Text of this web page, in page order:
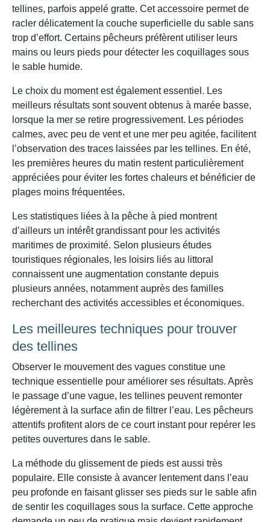
tellines, parfois appelé gratte. Cet accessoire permet de
racler délicatement la couche superficielle du sable sans
trop d’effort. Certains pêcheurs préfèrent utiliser leurs
mains ou leurs pieds pour détecter les coquillages sous
le sable humide.
Le choix du moment est également essentiel. Les
meilleurs résultats sont souvent obtenus à marée basse,
lorsque la mer se retire progressivement. Les périodes
calmes, avec peu de vent et une mer peu agitée, facilitent
l’observation des traces laissées par les tellines. En été,
les premières heures du matin restent particulièrement
appréciées pour éviter les fortes chaleurs et bénéficier de
plages moins fréquentées.
Les statistiques liées à la pêche à pied montrent
d’ailleurs un intérêt grandissant pour les activités
maritimes de proximité. Selon plusieurs études
touristiques régionales, les loisirs liés au littoral
connaissent une augmentation constante depuis
plusieurs années, notamment auprès des familles
recherchant des activités accessibles et économiques.
Les meilleures techniques pour trouver
des tellines
Observer le mouvement des vagues constitue une
technique essentielle pour améliorer ses résultats. Après
le passage d’une vague, les tellines peuvent remonter
légèrement à la surface afin de filtrer l’eau. Les pêcheurs
attentifs profitent alors de ce court instant pour repérer les
petites ouvertures dans le sable.
La méthode du glissement de pieds est aussi très
populaire. Elle consiste à avancer lentement dans l’eau
peu profonde en faisant glisser ses pieds sur le sable afin
de sentir les coquillages sous la surface. Cette approche